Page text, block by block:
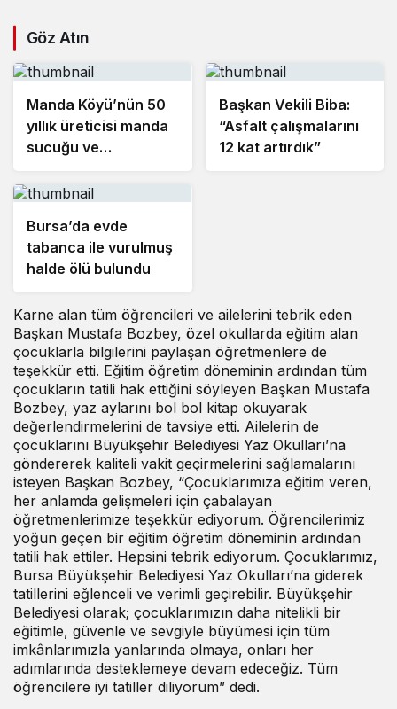
Göz Atın
Manda Köyü’nün 50
yıllık üreticisi manda
sucuğu ve
oluşturdu
Başkan Vekili Biba:
“Asfalt çalışmalarını
12 kat artırdık”
Bursa’da evde
tabanca ile vurulmuş
halde ölü bulundu
Karne alan tüm öğrencileri ve ailelerini tebrik eden
Başkan Mustafa Bozbey, özel okullarda eğitim alan
çocuklarla bilgilerini paylaşan öğretmenlere de
teşekkür etti. Eğitim öğretim döneminin ardından tüm
çocukların tatili hak ettiğini söyleyen Başkan Mustafa
Bozbey, yaz aylarını bol bol kitap okuyarak
değerlendirmelerini de tavsiye etti. Ailelerin de
çocuklarını Büyükşehir Belediyesi Yaz Okulları’na
göndererek kaliteli vakit geçirmelerini sağlamalarını
isteyen Başkan Bozbey, “Çocuklarımıza eğitim veren,
her anlamda gelişmeleri için çabalayan
öğretmenlerimize teşekkür ediyorum. Öğrencilerimiz
yoğun geçen bir eğitim öğretim döneminin ardından
tatili hak ettiler. Hepsini tebrik ediyorum. Çocuklarımız,
Bursa Büyükşehir Belediyesi Yaz Okulları’na giderek
tatillerini eğlenceli ve verimli geçirebilir. Büyükşehir
Belediyesi olarak; çocuklarımızın daha nitelikli bir
eğitimle, güvenle ve sevgiyle büyümesi için tüm
imkânlarımızla yanlarında olmaya, onları her
adımlarında desteklemeye devam edeceğiz. Tüm
öğrencilere iyi tatiller diliyorum” dedi.